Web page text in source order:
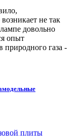
не так
довольно
опыт
природного газа -